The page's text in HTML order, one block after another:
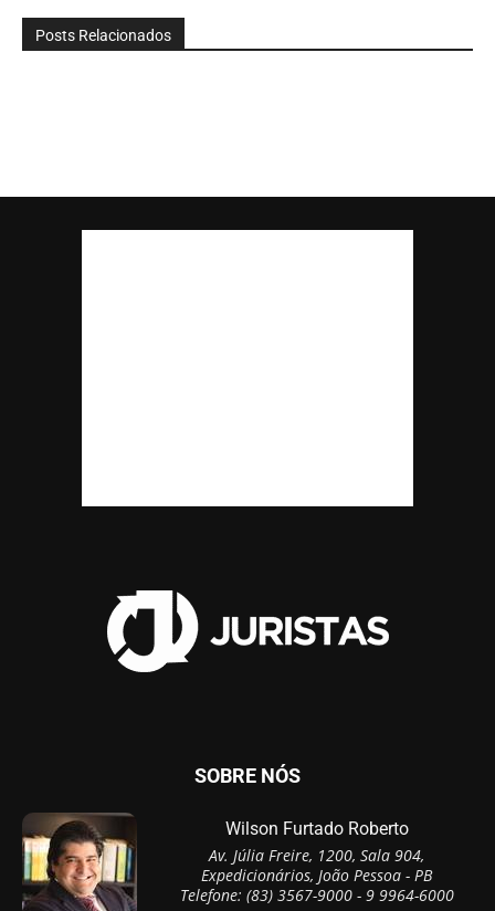
Posts Relacionados
SOBRE NÓS
Wilson Furtado Roberto
Av. Júlia Freire, 1200, Sala 904,
Expedicionários, João Pessoa - PB
Telefone: (83) 3567-9000 - 9 9964-6000